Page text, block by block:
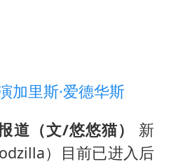
加里斯·爱德华斯
道（文/悠悠猫）
新
）目前已进入后